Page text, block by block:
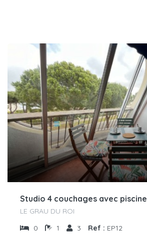
Studio 4 couchages avec piscine
LE GRAU DU ROI
0
1 3 Ref : EP12